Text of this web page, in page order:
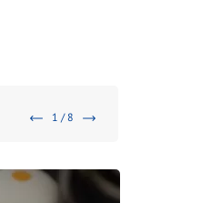
1 / 8